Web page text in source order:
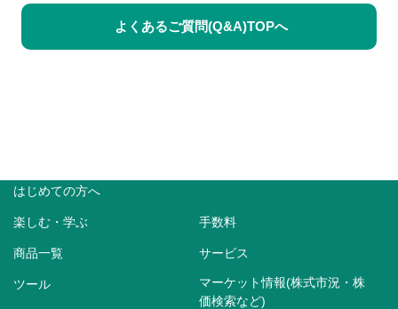
よくあるご質問(Q&A)TOPへ
はじめての方へ
楽しむ・学ぶ 手数料
商品一覧 サービス
ツール
マーケット情報(株式市況・株
価検索など)